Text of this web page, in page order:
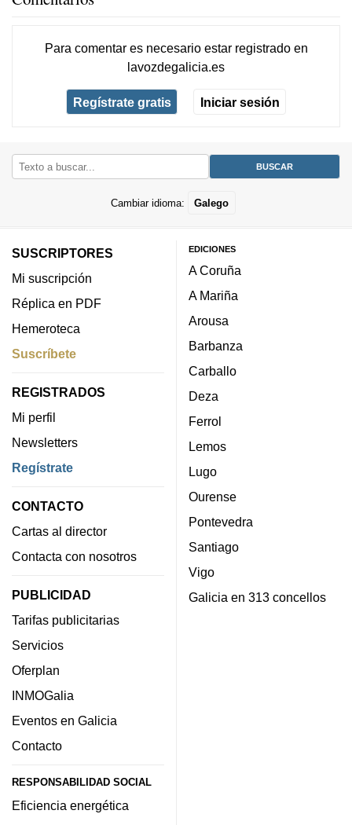
Para comentar es necesario estar registradoen
lavozdegalicia.es
Regístrate gratis Iniciar sesión
Cambiar idioma: Galego
SUSCRIPTORES
Mi suscripción
Réplica en PDF
Hemeroteca
Suscríbete
REGISTRADOS
Mi perfil
Newsletters
Regístrate
CONTACTO
Cartas al director
Contacta con nosotros
PUBLICIDAD
Tarifas publicitarias
Servicios
Oferplan
INMOGalia
Eventos en Galicia
Contacto
RESPONSABILIDAD SOCIAL
Eficiencia energética
EDICIONES
A Coruña
A Mariña
Arousa
Barbanza
Carballo
Deza
Ferrol
Lemos
Lugo
Ourense
Pontevedra
Santiago
Vigo
Galicia en 313 concellos